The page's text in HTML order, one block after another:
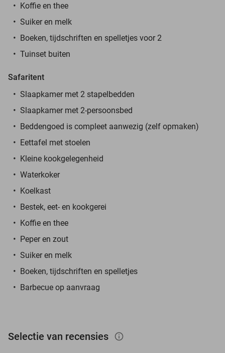
Koffie en thee
Suiker en melk
Boeken, tijdschriften en spelletjes voor 2
Tuinset buiten
Safaritent
Slaapkamer met 2 stapelbedden
Slaapkamer met 2-persoonsbed
Beddengoed is compleet aanwezig (zelf opmaken)
Eettafel met stoelen
Kleine kookgelegenheid
Waterkoker
Koelkast
Bestek, eet- en kookgerei
Koffie en thee
Peper en zout
Suiker en melk
Boeken, tijdschriften en spelletjes
Barbecue op aanvraag
Selectie van recensies info_outlined